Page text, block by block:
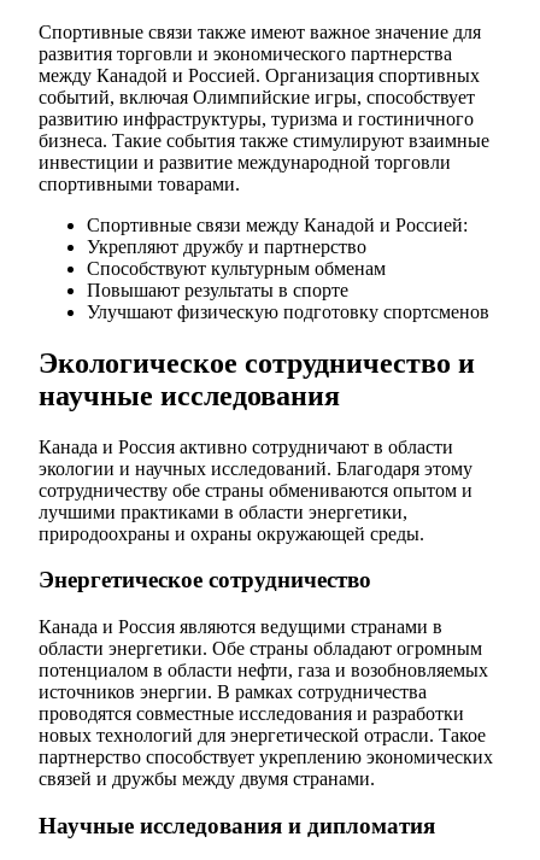
Спортивные связи также имеют важное значение для
развития торговли и экономического партнерства
между Канадой и Россией. Организация спортивных
событий, включая Олимпийские игры, способствует
развитию инфраструктуры, туризма и гостиничного
бизнеса. Такие события также стимулируют взаимные
инвестиции и развитие международной торговли
спортивными товарами.
Спортивные связи между Канадой и Россией:
Укрепляют дружбу и партнерство
Способствуют культурным обменам
Повышают результаты в спорте
Улучшают физическую подготовку спортсменов
Экологическое сотрудничество и
научные исследования
Канада и Россия активно сотрудничают в области
экологии и научных исследований. Благодаря этому
сотрудничеству обе страны обмениваются опытом и
лучшими практиками в области энергетики,
природоохраны и охраны окружающей среды.
Энергетическое сотрудничество
Канада и Россия являются ведущими странами в
области энергетики. Обе страны обладают огромным
потенциалом в области нефти, газа и возобновляемых
источников энергии. В рамках сотрудничества
проводятся совместные исследования и разработки
новых технологий для энергетической отрасли. Такое
партнерство способствует укреплению экономических
связей и дружбы между двумя странами.
Научные исследования и дипломатия